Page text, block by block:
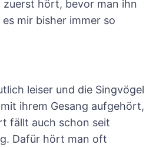
zuerst hört, bevor man ihn
mir bisher immer so
leiser und die Singvögel
ihrem Gesang aufgehört,
fällt auch schon seit
Dafür hört man oft